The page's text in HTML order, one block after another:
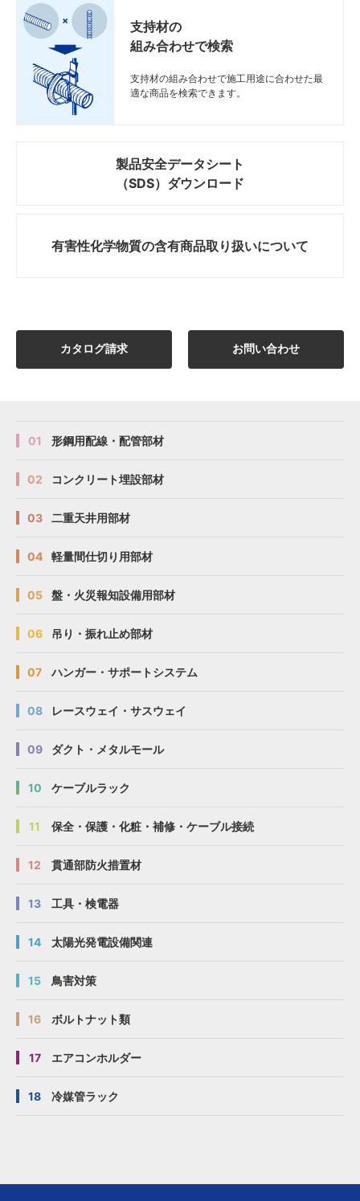
支持材の
組み合わせで検索
支持材の組み合わせで施工用途に合わせた最
適な商品を検索できます。
製品安全データシート
（SDS）ダウンロード
有害性化学物質の含有商品取り扱いについて
カタログ請求 お問い合わせ
01 形鋼用配線・配管部材
02 コンクリート埋設部材
03 二重天井用部材
04 軽量間仕切り用部材
05 盤・火災報知設備用部材
06 吊り・振れ止め部材
07 ハンガー・サポートシステム
08 レースウェイ・サスウェイ
09 ダクト・メタルモール
10 ケーブルラック
11 保全・保護・化粧・補修・ケーブル接続
12 貫通部防火措置材
13 工具・検電器
14 太陽光発電設備関連
15 鳥害対策
16 ボルトナット類
17 エアコンホルダー
18 冷媒管ラック